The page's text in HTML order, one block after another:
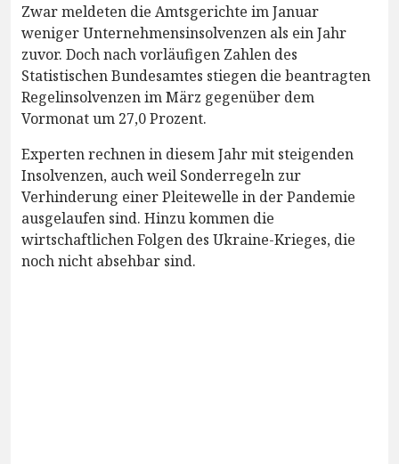
Zwar meldeten die Amtsgerichte im Januar
weniger Unternehmensinsolvenzen als ein Jahr
zuvor. Doch nach vorläufigen Zahlen des
Statistischen Bundesamtes stiegen die beantragten
Regelinsolvenzen im März gegenüber dem
Vormonat um 27,0 Prozent.
Experten rechnen in diesem Jahr mit steigenden
Insolvenzen, auch weil Sonderregeln zur
Verhinderung einer Pleitewelle in der Pandemie
ausgelaufen sind. Hinzu kommen die
wirtschaftlichen Folgen des Ukraine-Krieges, die
noch nicht absehbar sind.